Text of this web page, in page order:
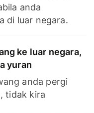
anda
di luar negara.
ke luar negara,
yuran
anda pergi
tidak kira